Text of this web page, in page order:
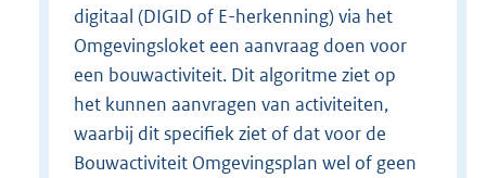
digitaal (DIGID of E-herkenning) via het
Omgevingsloket een aanvraag doen voor
een bouwactiviteit. Dit algoritme ziet op
het kunnen aanvragen van activiteiten,
waarbij dit specifiek ziet of dat voor de
Bouwactiviteit Omgevingsplan wel of geen